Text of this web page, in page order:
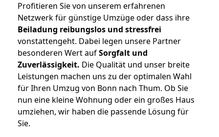
Profitieren Sie von unserem erfahrenen
Netzwerk für günstige Umzüge oder dass ihre
Beiladung reibungslos und stressfrei
vonstattengeht. Dabei legen unsere Partner
besonderen Wert aufSorgfalt und
Zuverlässigkeit. Die Qualität und unser breite
Leistungen machen uns zu der optimalen Wahl
für Ihren Umzug von Bonn nach Thum. Ob Sie
nun eine kleine Wohnung oder ein großes Haus
umziehen, wir haben die passende Lösung für
Sie.